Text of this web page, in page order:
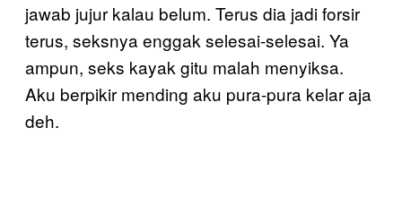
jawab jujur kalau belum. Terus dia jadi forsir
terus, seksnya enggak selesai-selesai. Ya
ampun, seks kayak gitu malah menyiksa.
Aku berpikir mending aku pura-pura kelar aja
deh.